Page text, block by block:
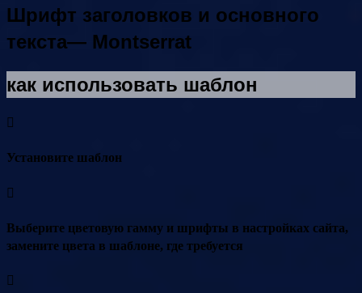
Шрифт заголовков и основного
текста— Montserrat
как использовать шаблон
Установите шаблон
Выберите цветовую гамму и шрифты в настройках сайта,
замените цвета в шаблоне, где требуется